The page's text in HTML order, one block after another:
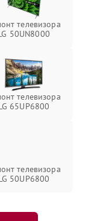
телевизора
50UN8000
телевизора
65UP6800
телевизора
50UP6800